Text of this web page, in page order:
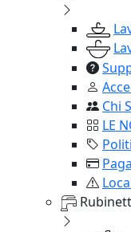
Chi
LE